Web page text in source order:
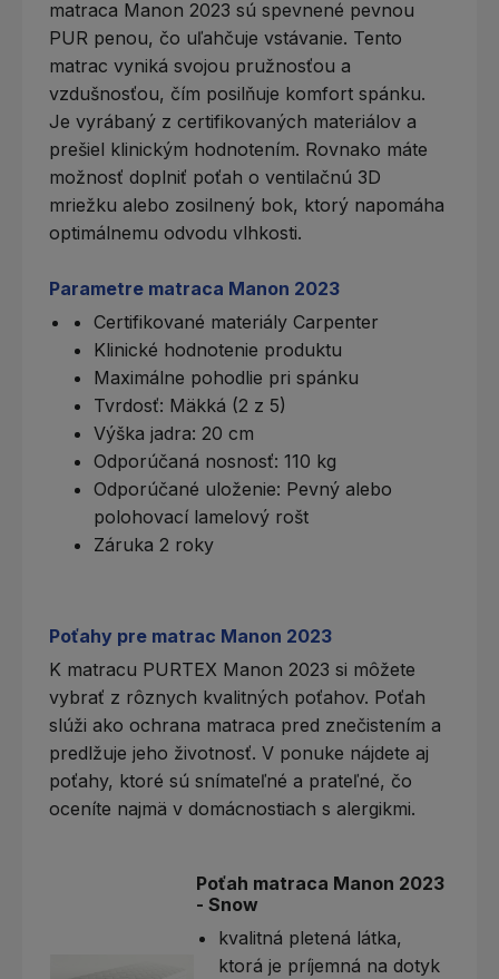
matraca Manon 2023 sú spevnené pevnou
PUR penou, čo uľahčuje vstávanie. Tento
matrac vyniká svojou pružnosťou a
vzdušnosťou, čím posilňuje komfort spánku.
Je vyrábaný z certifikovaných materiálov a
prešiel klinickým hodnotením. Rovnako máte
možnosť doplniť poťah o ventilačnú 3D
mriežku alebo zosilnený bok, ktorý napomáha
optimálnemu odvodu vlhkosti.
Parametre matraca Manon 2023
Certifikované materiály Carpenter
Klinické hodnotenie produktu
Maximálne pohodlie pri spánku
Tvrdosť: Mäkká (2 z 5)
Výška jadra: 20 cm
Odporúčaná nosnosť: 110 kg
Odporúčané uloženie: Pevný alebo
polohovací lamelový rošt
Záruka 2 roky
Poťahy pre matrac Manon 2023
K matracu PURTEX Manon 2023 si môžete
vybrať z rôznych kvalitných poťahov. Poťah
slúži ako ochrana matraca pred znečistením a
predlžuje jeho životnosť. V ponuke nájdete aj
poťahy, ktoré sú snímateľné a prateľné, čo
oceníte najmä v domácnostiach s alergikmi.
Poťah matraca Manon 2023
- Snow
kvalitná pletená látka,
ktorá je príjemná na dotyk